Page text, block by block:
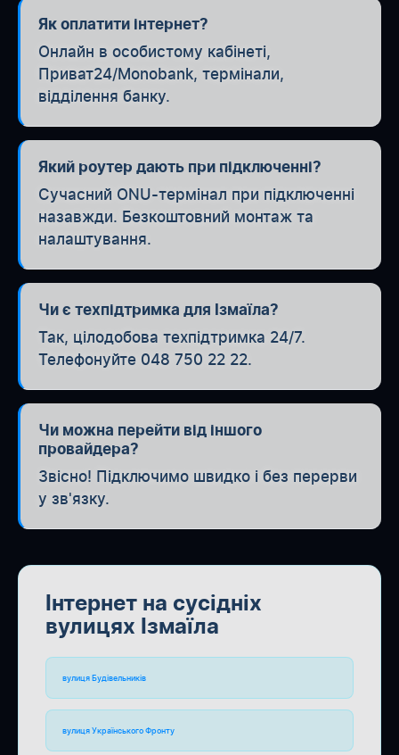
Як оплатити інтернет?
Онлайн в особистому кабінеті,
Приват24/Monobank, термінали,
відділення банку.
Який роутер дають при підключенні?
Сучасний ONU-термінал при підключенні
назавжди. Безкоштовний монтаж та
налаштування.
Чи є техпідтримка для Ізмаїла?
Так, цілодобова техпідтримка 24/7.
Телефонуйте 048 750 22 22.
Чи можна перейти від іншого
провайдера?
Звісно! Підключимо швидко і без перерви
у зв'язку.
Інтернет на сусідніх
вулицях Ізмаїла
вулиця Будівельників
вулиця Українського Фронту